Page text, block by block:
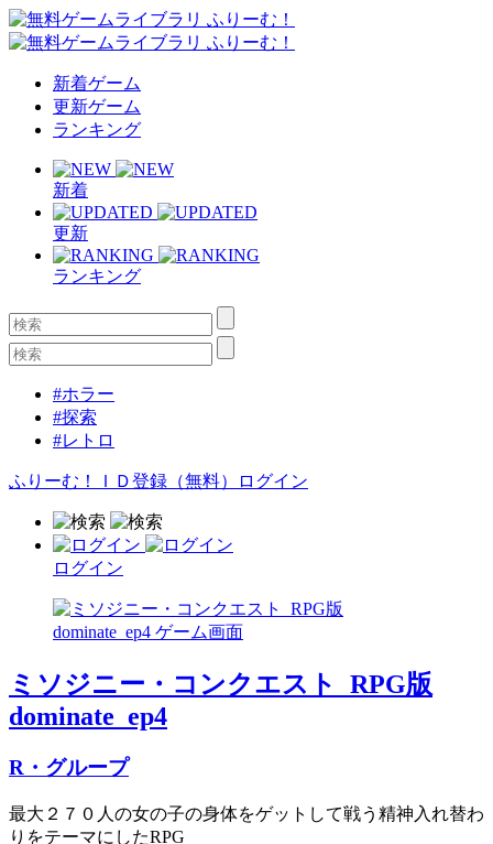
新着ゲーム
更新ゲーム
ランキング
新着
更新
ランキング
#ホラー
#探索
#レトロ
ふりーむ！ＩＤ登録（無料） ログイン
ログイン
ミソジニー・コンクエスト_RPG版
dominate_ep4
R・グループ
最大２７０人の女の子の身体をゲットして戦う精神入れ替わ
りをテーマにしたRPG